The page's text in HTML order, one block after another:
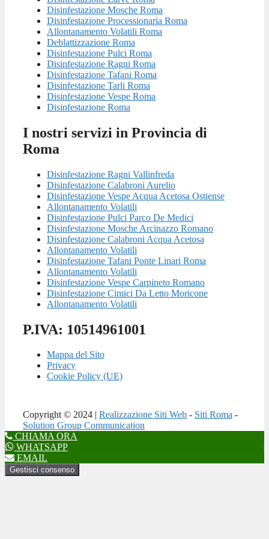
Disinfestazione Mosche Roma
Disinfestazione Processionaria Roma
Allontanamento Volatili Roma
Deblattizzazione Roma
Disinfestazione Pulci Roma
Disinfestazione Ragni Roma
Disinfestazione Tafani Roma
Disinfestazione Tarli Roma
Disinfestazione Vespe Roma
Disinfestazione Roma
I nostri servizi in Provincia di
Roma
Disinfestazione Ragni Vallinfreda
Disinfestazione Calabroni Aurelio
Disinfestazione Vespe Acqua Acetosa Ostiense
Allontanamento Volatili
Disinfestazione Pulci Parco De Medici
Disinfestazione Mosche Arcinazzo Romano
Disinfestazione Calabroni Acqua Acetosa
Allontanamento Volatili
Disinfestazione Tafani Ponte Linari Roma
Allontanamento Volatili
Disinfestazione Vespe Carpineto Romano
Disinfestazione Cimici Da Letto Moricone
Allontanamento Volatili
P.IVA: 10514961001
Mappa del Sito
Privacy
Cookie Policy (UE)
Copyright © 2024 | Realizzazione Siti Web - Siti Roma -
Solution Group Communication
CHIAMA ORA
WHATSAPP
EMAIL
Gestisci consenso